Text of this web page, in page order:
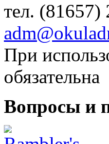
тел.
При
обязательна
Вопросы и